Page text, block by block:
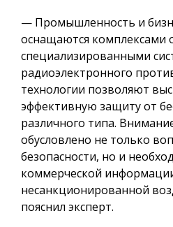
— Промышленность и
оснащаются комплексами
специализированными
радиоэлектронного
технологии позволяют
эффективную защиту от
различного типа.
обусловлено не только
безопасности, но и
коммерческой
несанкционированной
пояснил эксперт.